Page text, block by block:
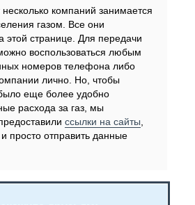
несколько компаний занимается
газом. Все они
этой странице. Для передачи
воспользоваться любым
номеров телефона либо
лично. Но, чтобы
еще более удобно
расхода за газ, мы
ссылки на сайты
просто отправить данные